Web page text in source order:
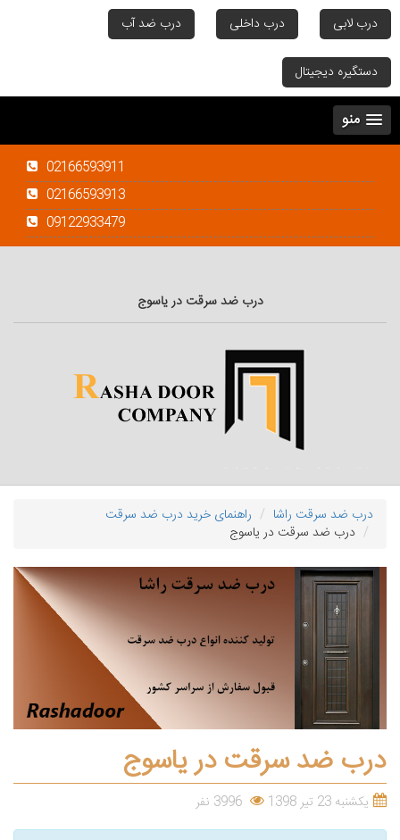
درب لابی درب داخلی درب ضد آب
دستگیره دیجیتال
منو
02166593911
02166593913
09122933479
درب ضد سرقت در یاسوج
درب ضد سرقت راشا
راهنمای خرید درب ضد سرقت
درب ضد سرقت در یاسوج
درب ضد سرقت در یاسوج
یکشنبه 23 تیر 1398